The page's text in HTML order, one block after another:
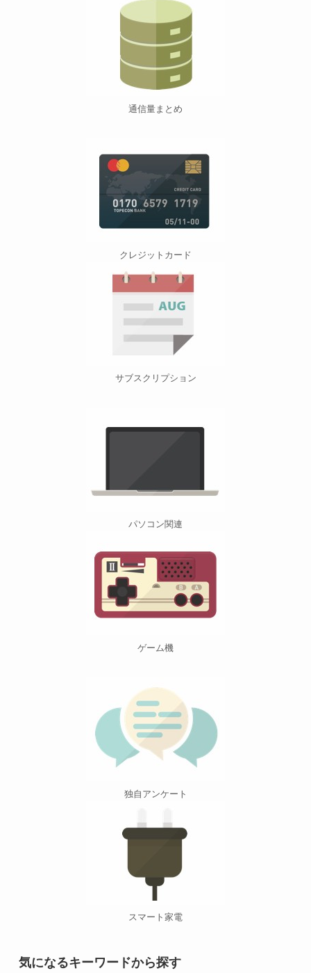
通信量まとめ
クレジットカード
サブスクリプション
パソコン関連
ゲーム機
独自アンケート
スマート家電
気になるキーワードから探す